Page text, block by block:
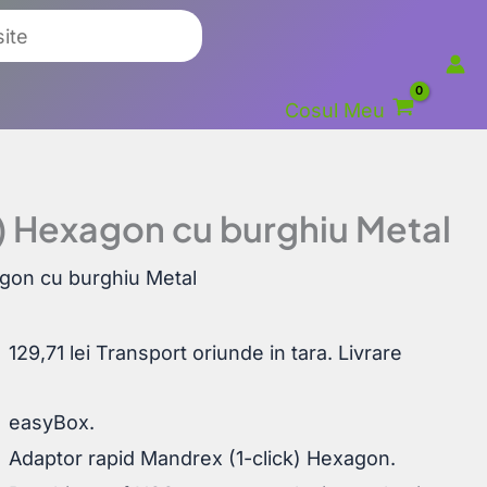
Cosul Meu
cu burghiu Metal
cu burghiu Metal
129,71 lei Transport oriunde in tara. Livrare
easyBox.
Adaptor rapid Mandrex (1-click) Hexagon.